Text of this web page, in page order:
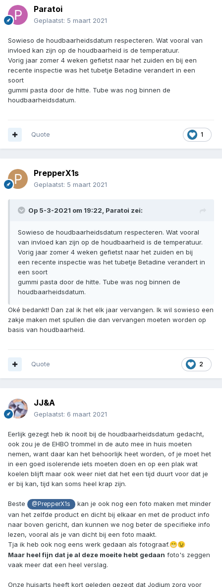
Paratoi
Geplaatst: 5 maart 2021
Sowieso de houdbaarheidsdatum respecteren. Wat vooral van
invloed kan zijn op de houdbaarheid is de temperatuur.
Vorig jaar zomer 4 weken gefietst naar het zuiden en bij een
recente inspectie was het tubetje Betadine verandert in een
soort
gummi pasta door de hitte. Tube was nog binnen de
houdbaarheidsdatum.
1
Quote
PrepperX1s
Geplaatst: 5 maart 2021
Op 5-3-2021 om 19:22, Paratoi zei:
Sowieso de houdbaarheidsdatum respecteren. Wat vooral
van invloed kan zijn op de houdbaarheid is de temperatuur.
Vorig jaar zomer 4 weken gefietst naar het zuiden en bij
een recente inspectie was het tubetje Betadine verandert in
een soort
gummi pasta door de hitte. Tube was nog binnen de
houdbaarheidsdatum.
Oké bedankt! Dan zal ik het elk jaar vervangen. Ik wil sowieso een
zakje maken met spullen die dan vervangen moeten worden op
basis van houdbaarheid.
2
Quote
JJ&A
Geplaatst: 6 maart 2021
Eerlijk gezegt heb ik nooit bij de houdbaarheidsdatum gedacht,
ook zou je de EHBO trommel in de auto mee in huis moeten
nemen, want daar kan het behoorlijk heet worden, of je moet het
in een goed isolerende iets moeten doen en op een plak wat
koelen blijft maar ook weer niet dat het een tijd duurt voor dat je
er bij kan, tijd kan soms heel krap zijn.
Beste @PrepperX1s
kan je ook nog een foto maken met minder
van het zelfde product en dicht bij elkaar en met de product info
naar boven gericht, dan kunnen we nog beter de specifieke info
lezen, vooral als je van dicht bij een foto maakt.
Tja ik heb ook nog eens werk gedaan als fotograaf.😁😉
Maar heel fijn dat je al deze moeite hebt gedaan foto's zeggen
vaak meer dat een heel verslag.
Onze huisarts heeft kort geleden gezegt dat Jodium zorg voor